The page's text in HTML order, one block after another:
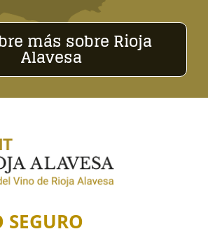
más sobre Rioja
Alavesa
SEGURO